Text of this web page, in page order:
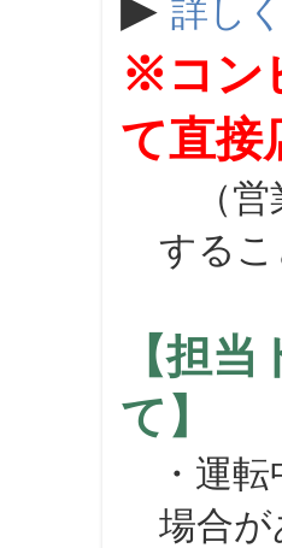
詳し
※コン
て直接
（営
する
【担
て】
・運転
場合が